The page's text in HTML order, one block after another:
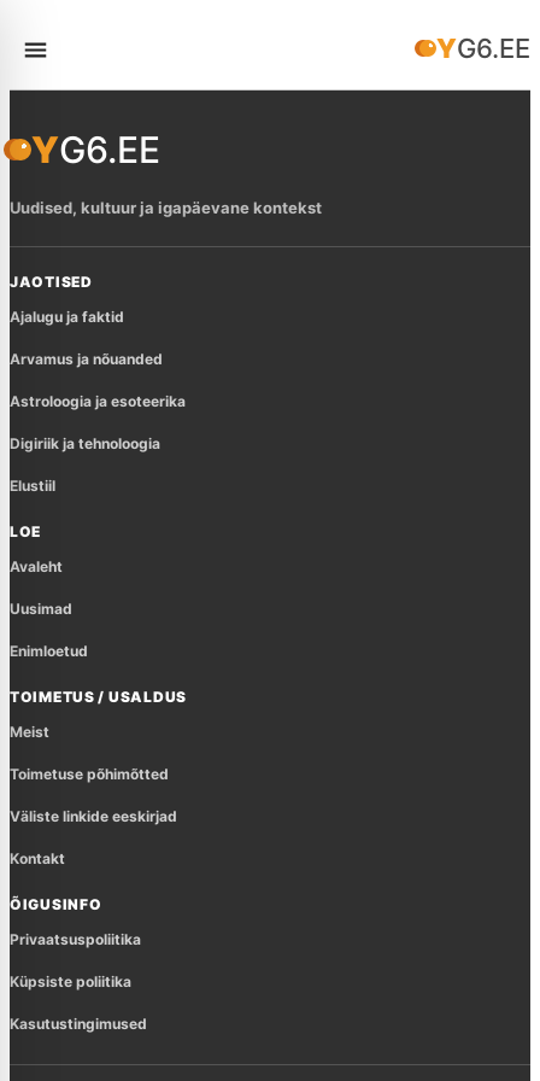
YG6.EE
YG6.EE
Uudised, kultuur ja igapäevane kontekst
JAOTISED
Ajalugu ja faktid
Arvamus ja nõuanded
Astroloogia ja esoteerika
Digiriik ja tehnoloogia
Elustiil
LOE
Avaleht
Uusimad
Enimloetud
TOIMETUS / USALDUS
Meist
Toimetuse põhimõtted
Väliste linkide eeskirjad
Kontakt
ÕIGUSINFO
Privaatsuspoliitika
Küpsiste poliitika
Kasutustingimused